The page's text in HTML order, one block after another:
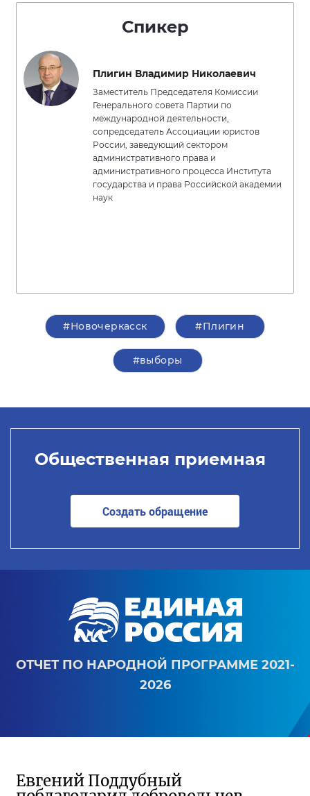
Спикер
Плигин Владимир Николаевич
Заместитель Председателя Комиссии
Генерального совета Партии по
международной деятельности,
сопредседатель Ассоциации юристов
России, заведующий сектором
административного права и
административного процесса Института
государства и права Российской академии
наук
#Новочеркасск #Плигин
#выборы
Общественная приемная
Создать обращение
ОТЧЕТ ПО НАРОДНОЙ ПРОГРАММЕ 2021-
2026
Евгений Поддубный